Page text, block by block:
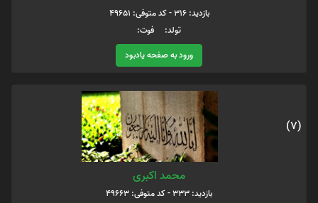
بازدید: 316 - کد متوفی: 49651
تولد: فوت:
ورود به صفحه یادبود
(7)
محمد اکبری
بازدید: 333 - کد متوفی: 49663